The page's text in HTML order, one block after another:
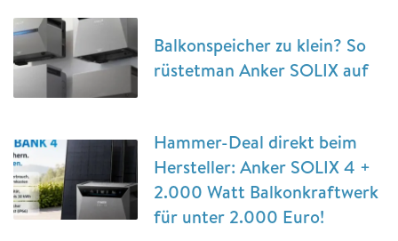
Balkonspeicher zu klein? So
rüstetman Anker SOLIX auf
Hammer-Deal direkt beim
Hersteller: Anker SOLIX 4 +
2.000 Watt Balkonkraftwerk
für unter 2.000 Euro!